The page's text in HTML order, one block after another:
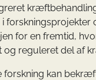
forskningsprojekter
for en fremtid,
og reguleret del af
forskning kan